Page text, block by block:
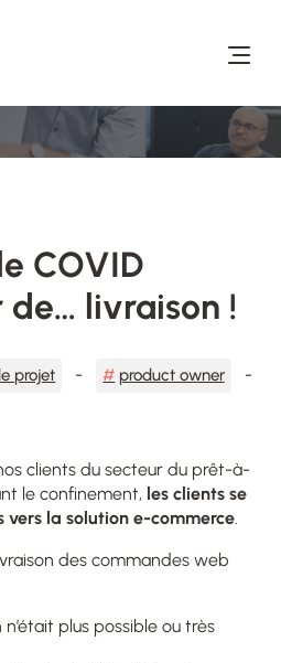
COVID
de… livraison !
projet product owner
clients du secteur du prêt-à-
le confinement, les clients se
la solution e-commerce.
des commandes web
plus possible ou très